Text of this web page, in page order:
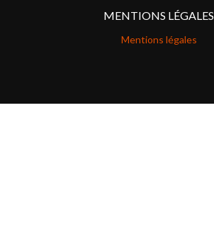
MENTIONS LÉGALES
Mentions légales